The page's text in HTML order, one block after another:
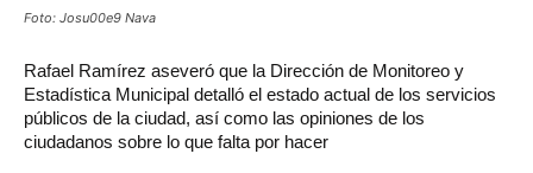
Foto: Josu00e9 Nava
Rafael Ramírez aseveró que la Dirección de Monitoreo y
Estadística Municipal detalló el estado actual de los servicios
públicos de la ciudad, así como las opiniones de los
ciudadanos sobre lo que falta por hacer